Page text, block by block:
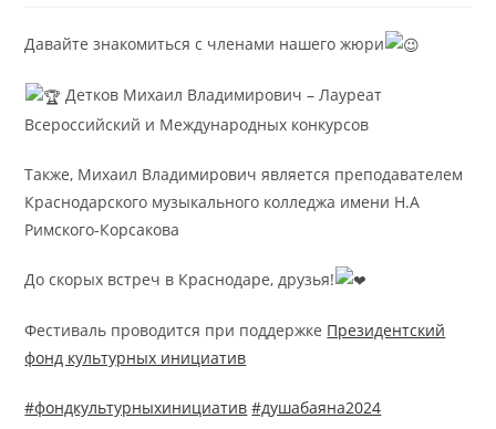
Давайте знакомиться с членами нашего жюри
Детков Михаил Владимирович – Лауреат
Всероссийский и Международных конкурсов
Также, Михаил Владимирович является преподавателем
Краснодарского музыкального колледжа имени Н.А
Римского-Корсакова
До скорых встреч в Краснодаре, друзья!
Фестиваль проводится при поддержке Президентский
фонд культурных инициатив
#фондкультурныхинициатив #душабаяна2024